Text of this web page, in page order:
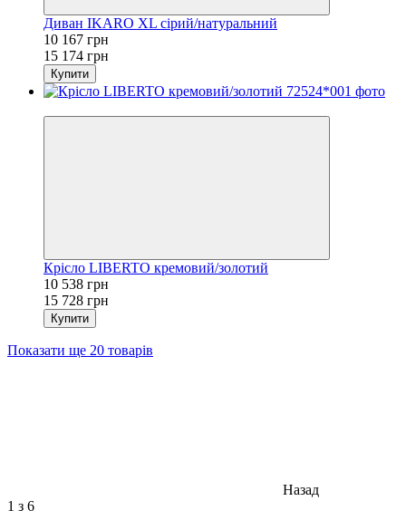
Диван IKARO XL сірий/натуральний
10 167 грн
15 174 грн
Купити
Крісло LIBERTO кремовий/золотий
10 538 грн
15 728 грн
Купити
Показати ще 20 товарів
Назад
1 з 6